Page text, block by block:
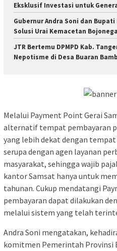
Eksklusif Investasi untuk
Gubernur Andra Soni dan
Solusi Urai Kemacetan
JTR Bertemu DPMPD Kab.
Nepotisme di Desa Buaran
Melalui Payment Point Gerai
alternatif tempat pembayaran
yang lebih dekat dengan
serupa dengan agen layanan
masyarakat, sehingga wajib
kantor Samsat hanya untuk
tahunan. Cukup mendatangi
pembayaran dapat dilakukan
melalui sistem yang telah
Andra Soni mengatakan,
komitmen Pemerintah Provinsi